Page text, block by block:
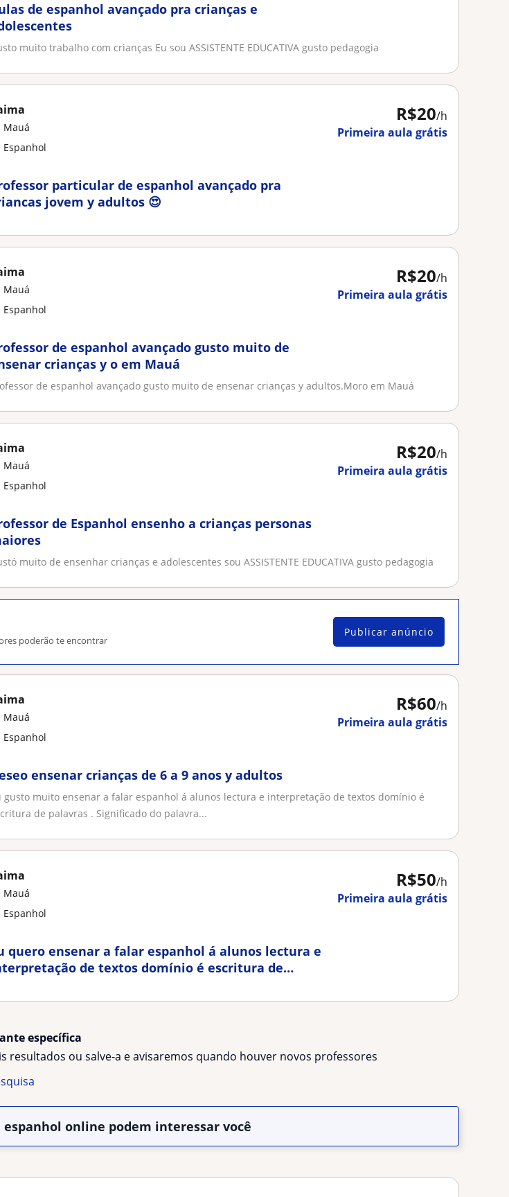
de espanhol avançado pra crianças e
muito trabalho com crianças Eu sou ASSISTENTE EDUCATIVA gusto pedagogia
R$20/h
Primeira aula grátis
Mauá
Espanhol
particular de espanhol avançado pra
jovem y adultos 😍
R$20/h
Primeira aula grátis
Mauá
Espanhol
de espanhol avançado gusto muito de
crianças y o em Mauá
de espanhol avançado gusto muito de ensenar crianças y adultos.Moro em Mauá
R$20/h
Primeira aula grátis
Mauá
Espanhol
de Espanhol ensenho a crianças personas
muito de ensenhar crianças e adolescentes sou ASSISTENTE EDUCATIVA gusto pedagogia
poderão te encontrar
Publicar anúncio
R$60/h
Primeira aula grátis
Mauá
Espanhol
ensenar crianças de 6 a 9 anos y adultos
gusto muito ensenar a falar espanhol á alunos lectura e interpretação de textos domínio é
de palavras . Significado do palavra...
R$50/h
Primeira aula grátis
Mauá
Espanhol
quero ensenar a falar espanhol á alunos lectura e
de textos domínio é escritura de
específica
resultados ou salve-a e avisaremos quando houver novos professores
espanhol online podem interessar você